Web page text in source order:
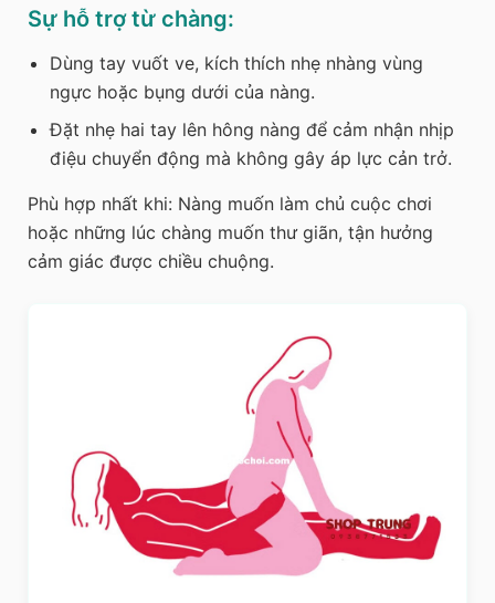
Sự hỗ trợ từ chàng:
Dùng tay vuốt ve, kích thích nhẹ nhàng vùng
ngực hoặc bụng dưới của nàng.
Đặt nhẹ hai tay lên hông nàng để cảm nhận nhịp
điệu chuyển động mà không gây áp lực cản trở.
Phù hợp nhất khi: Nàng muốn làm chủ cuộc chơi
hoặc những lúc chàng muốn thư giãn, tận hưởng
cảm giác được chiều chuộng.